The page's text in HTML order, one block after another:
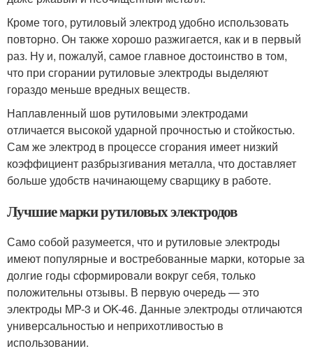
Кроме того, рутиловый электрод удобно использовать
повторно. Он также хорошо разжигается, как и в первый
раз. Ну и, пожалуй, самое главное достоинство в том,
что при сгорании рутиловые электроды выделяют
гораздо меньше вредных веществ.
Наплавленный шов рутиловыми электродами
отличается высокой ударной прочностью и стойкостью.
Сам же электрод в процессе сгорания имеет низкий
коэффициент разбрызгивания металла, что доставляет
больше удобств начинающему сварщику в работе.
Лучшие марки рутиловых электродов
Само собой разумеется, что и рутиловые электроды
имеют популярные и востребованные марки, которые за
долгие годы сформировали вокруг себя, только
положительны отзывы. В первую очередь — это
электроды MP-3 и OK-46. Данные электроды отличаются
универсальностью и неприхотливостью в
использовании.